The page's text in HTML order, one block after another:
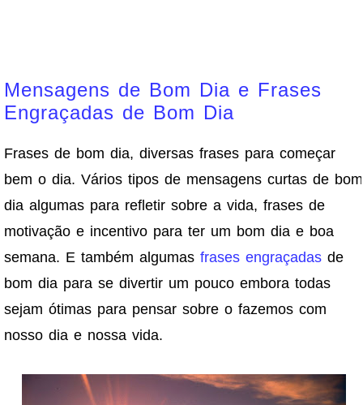
Mensagens de Bom Dia e Frases
Engraçadas de Bom Dia
Frases de bom dia, diversas frases para começar
bem o dia. Vários tipos de mensagens curtas de bom
dia algumas para refletir sobre a vida, frases de
motivação e incentivo para ter um bom dia e boa
semana. E também algumas frases engraçadas de
bom dia para se divertir um pouco embora todas
sejam ótimas para pensar sobre o fazemos com
nosso dia e nossa vida.